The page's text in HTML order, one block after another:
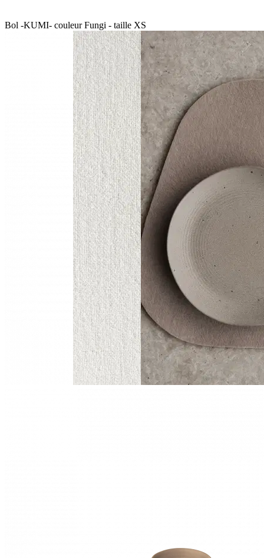
Bol -KUMI- couleur Fungi - taille XS